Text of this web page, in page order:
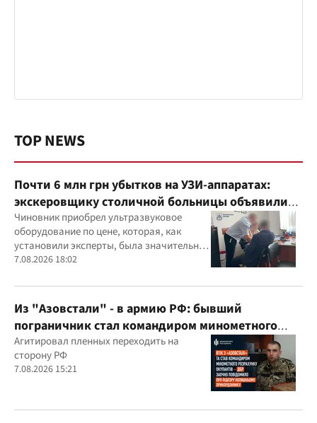
TOP NEWS
Почти 6 млн грн убытков на УЗИ-аппаратах:
экскеровщику столичной больницы объявили
подозрение
Чиновник приобрел ультразвуковое
оборудование по цене, которая, как
установили эксперты, была значительно
выше рыночной
7.08.2026 18:02
Из "Азовстали" - в армию РФ: бывший
пограничник стал командиром минометного
расчета оккупантов
Агитировал пленных переходить на
сторону РФ
7.08.2026 15:21